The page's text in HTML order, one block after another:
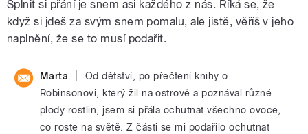
Splnit si přání je snem asi každého z nás. Říká se, že
když si jdeš za svým snem pomalu, ale jistě, věříš v jeho
naplnění, že se to musí podařit.
Marta
Od dětství, po přečtení knihy o
Robinsonovi, který žil na ostrově a poznával různé
plody rostlin, jsem si přála ochutnat všechno ovoce,
co roste na světě. Z části se mi podařilo ochutnat